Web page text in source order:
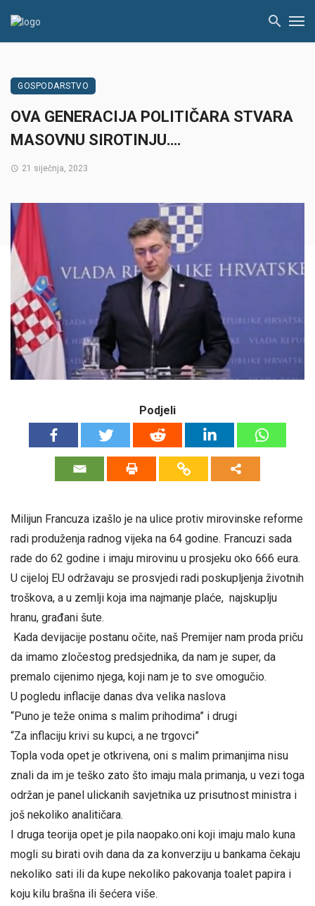
GOSPODARSTVO
OVA GENERACIJA POLITIČARA STVARA
MASOVNU SIROTINJU….
21 siječnja, 2023
Podjeli
Milijun Francuza izašlo je na ulice protiv mirovinske reforme
radi produženja radnog vijeka na 64 godine. Francuzi sada
rade do 62 godine i imaju mirovinu u prosjeku oko 666 eura.
U cijeloj EU održavaju se prosvjedi radi poskupljenja životnih
troškova, a u zemlji koja ima najmanje plaće, najskuplju
hranu, građani šute.
Kada devijacije postanu očite, naš Premijer nam proda priču
da imamo zločestog predsjednika, da nam je super, da
premalo cijenimo njega, koji nam je to sve omogučio.
U pogledu inflacije danas dva velika naslova
“Puno je teže onima s malim prihodima” i drugi
“Za inflaciju krivi su kupci, a ne trgovci”
Topla voda opet je otkrivena, oni s malim primanjima nisu
znali da im je teško zato što imaju mala primanja, u vezi toga
održan je panel ulickanih savjetnika uz prisutnost ministra i
još nekoliko analitičara.
I druga teorija opet je pila naopako.oni koji imaju malo kuna
mogli su birati ovih dana da za konverziju u bankama čekaju
nekoliko sati ili da kupe nekoliko pakovanja toalet papira i
koju kilu brašna ili šećera više.